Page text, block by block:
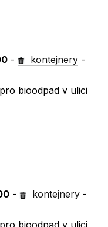
- kontejnery -
bioodpad v ulici
- kontejnery -
bioodpad v ulici